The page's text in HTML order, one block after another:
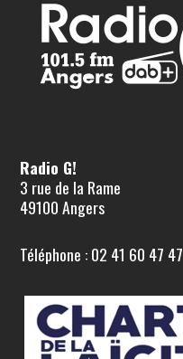
Radio G!
3 rue de la Rame
49100 Angers
Téléphone : 02 41 60 47 47